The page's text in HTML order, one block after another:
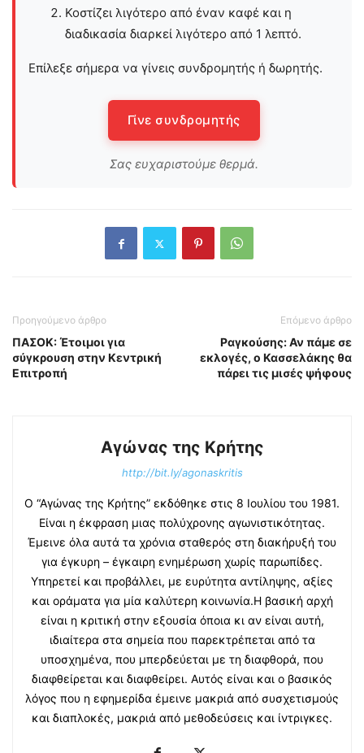
Κοστίζει λιγότερο από έναν καφέ και η
διαδικασία διαρκεί λιγότερο από 1 λεπτό.
Επίλεξε σήμερα να γίνεις συνδρομητής ή δωρητής.
Γίνε συνδρομητής
Σας ευχαριστούμε θερμά.
Προηγούμενο άρθρο
ΠΑΣΟΚ: Έτοιμοι για
σύγκρουση στην Κεντρική
Επιτροπή
Επόμενο άρθρο
Ραγκούσης: Αν πάμε σε
εκλογές, ο Κασσελάκης θα
πάρει τις μισές ψήφους
Αγώνας της Κρήτης
http://bit.ly/agonaskritis
Ο “Αγώνας της Κρήτης” εκδόθηκε στις 8 Ιουλίου του 1981.
Είναι η έκφραση μιας πολύχρονης αγωνιστικότητας.
Έμεινε όλα αυτά τα χρόνια σταθερός στη διακήρυξή του
για έγκυρη – έγκαιρη ενημέρωση χωρίς παρωπίδες.
Υπηρετεί και προβάλλει, με ευρύτητα αντίληψης, αξίες
και οράματα για μία καλύτερη κοινωνία.Η βασική αρχή
είναι η κριτική στην εξουσία όποια κι αν είναι αυτή,
ιδιαίτερα στα σημεία που παρεκτρέπεται από τα
υποσχημένα, που μπερδεύεται με τη διαφθορά, που
διαφθείρεται και διαφθείρει. Αυτός είναι και ο βασικός
λόγος που η εφημερίδα έμεινε μακριά από συσχετισμούς
και διαπλοκές, μακριά από μεθοδεύσεις και ίντριγκες.